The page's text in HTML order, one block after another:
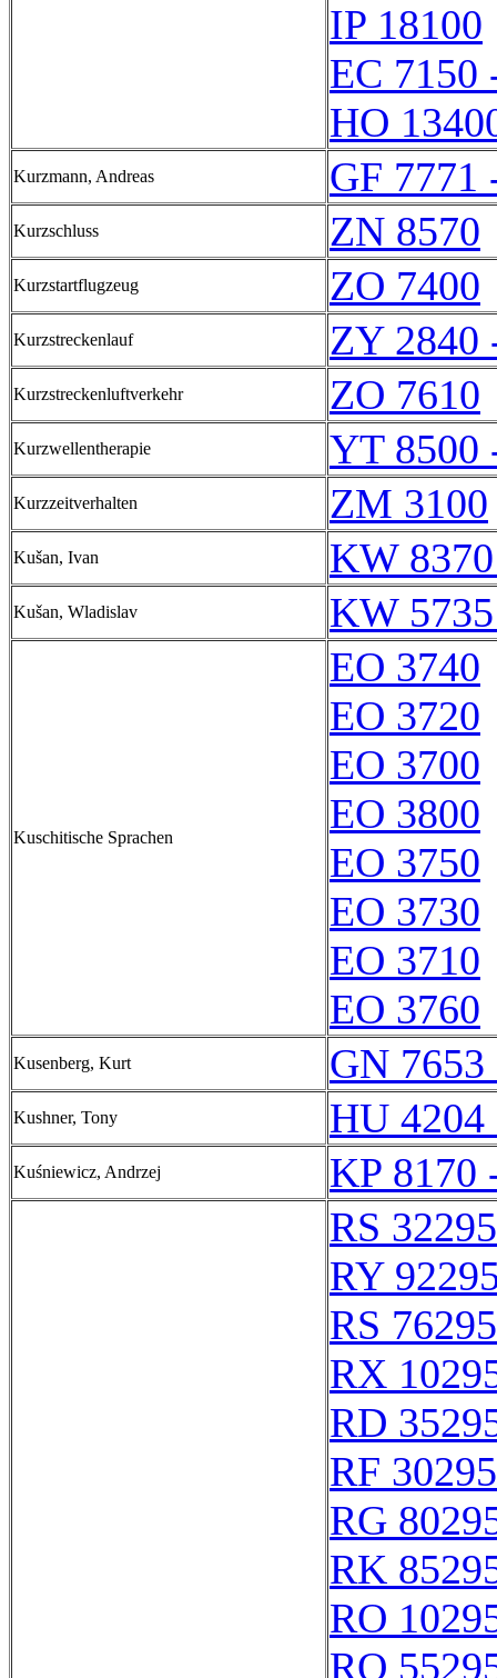
IP 18100
EC 7150
HO
Kurzmann, Andreas GF 7771
Kurzschluss ZN 8570
Kurzstartflugzeug ZO 7400
Kurzstreckenlauf ZY 2840
Kurzstreckenluftverkehr ZO 7610
Kurzwellentherapie YT 8500
Kurzzeitverhalten ZM 3100
Kušan, Ivan KW
Kušan, Wladislav KW
Kuschitische Sprachen
EO 3740
EO 3720
EO 3700
EO 3800
EO 3750
EO 3730
EO 3710
EO 3760
Kusenberg, Kurt GN
Kushner, Tony HU
Kuśniewicz, Andrzej
KP 8170
RS 32295
RY
RS 76295
RX
RD
RF 30295
RG
RK
RO
RQ